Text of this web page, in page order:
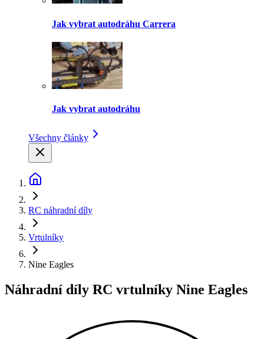
Jak vybrat autodráhu Carrera
Jak vybrat autodráhu
Všechny články
RC náhradní díly
Vrtulníky
Nine Eagles
Náhradní díly RC vrtulníky Nine Eagles